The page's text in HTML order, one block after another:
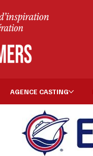
AGENCE CASTING